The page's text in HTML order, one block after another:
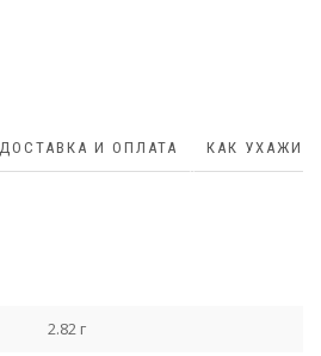
ДОСТАВКА И ОПЛАТА КАК
2.82 г